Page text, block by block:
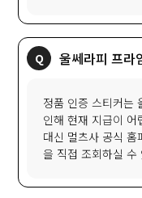
울쎄라피 프라
정품 인증 스티커는
인해 현재 지급이 어
대신 멀츠사 공식
을 직접 조회하실 수